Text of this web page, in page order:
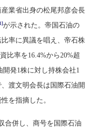
業省出身の松尾邦彦会長
が示された。帝国石油の
率に異議を唱え、帝石株
比率を16.4%から20%超
発1株に対し持株会社1
、渡文明会長は国際石油開
を指摘した。
合併し、商号を国際石油